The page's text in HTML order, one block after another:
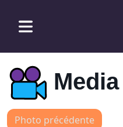
Media
Photo précédente